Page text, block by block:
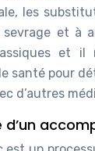
les
sevrage et à
et
santé pour
d’autres
d’un